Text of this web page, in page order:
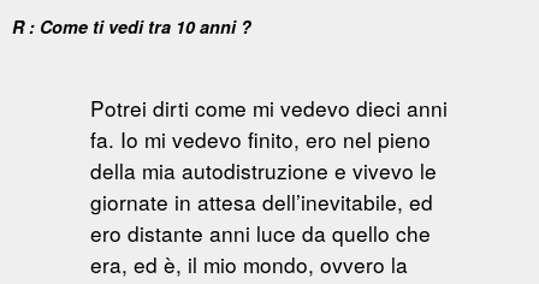
R : Come ti vedi tra 10 anni ?
Potrei dirti come mi vedevo dieci anni
fa. Io mi vedevo finito, ero nel pieno
della mia autodistruzione e vivevo le
giornate in attesa dell’inevitabile, ed
ero distante anni luce da quello che
era, ed è, il mio mondo, ovvero la